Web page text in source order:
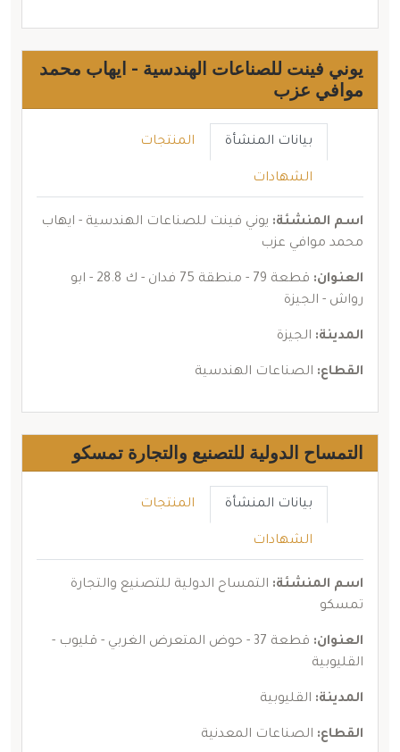
يوني فينت للصناعات الهندسية - ايهاب محمد
موافي عزب
بيانات المنشأة المنتجات
الشهادات
اسم المنشئة: يوني فينت للصناعات الهندسية - ايهاب
محمد موافي عزب
العنوان:
قطعة 79 - منطقة 75 فدان - ك 28.8 - ابو
رواش - الجيزة
المدينة: الجيزة
القطاع: الصناعات الهندسية
التمساح الدولية للتصنيع والتجارة تمسكو
بيانات المنشأة المنتجات
الشهادات
اسم المنشئة: التمساح الدولية للتصنيع والتجارة
تمسكو
العنوان:
قطعة 37 - حوض المتعرض الغربي - قليوب -
القليوبية
المدينة: القليوبية
القطاع: الصناعات المعدنية